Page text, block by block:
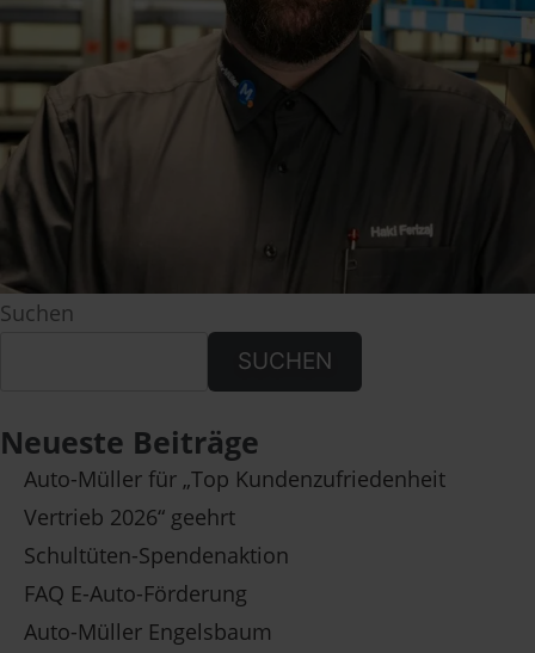
Suchen
SUCHEN
Neueste Beiträge
Auto-Müller für „Top Kundenzufriedenheit
Vertrieb 2026“ geehrt
Schultüten-Spendenaktion
FAQ E-Auto-Förderung
Auto-Müller Engelsbaum